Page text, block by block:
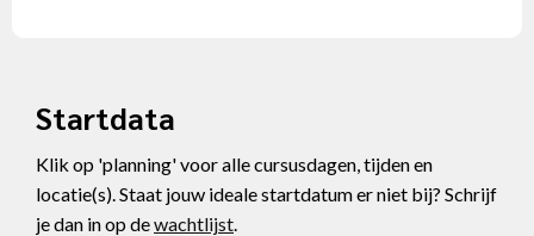
Startdata
Klik op 'planning' voor alle cursusdagen, tijden en
locatie(s). Staat jouw ideale startdatum er niet bij? Schrijf
je dan in op dewachtlijst